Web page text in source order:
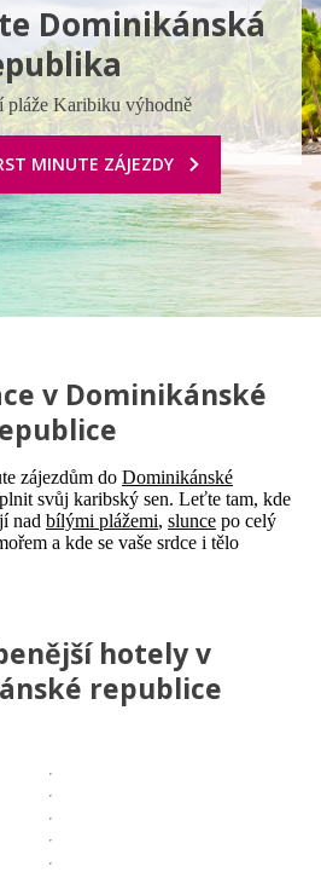
Dominikánská
pláže Karibiku výhodně
MINUTE ZÁJEZDY
v Dominikánské
zájezdům do Dominikánské
svůj karibský sen. Leťte tam, kde
nad bílými plážemi, slunce po celý
a kde se vaše srdce i tělo
hotely v
republice